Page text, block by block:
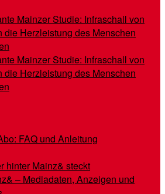
Mainzer Studie: Infraschall von
die Herzleistung des Menschen
Mainzer Studie: Infraschall von
die Herzleistung des Menschen
FAQ und Anleitung
hinter Mainz& steckt
– Mediadaten, Anzeigen und